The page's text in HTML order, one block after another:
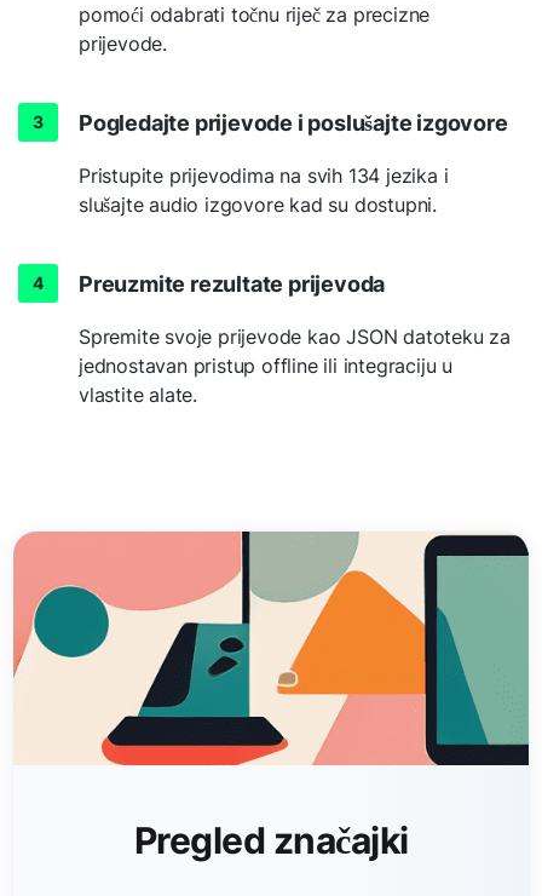
pomoći odabrati točnu riječ za precizne
prijevode.
Pogledajte prijevode i poslušajte izgovore
Pristupite prijevodima na svih 134 jezika i
slušajte audio izgovore kad su dostupni.
Preuzmite rezultate prijevoda
Spremite svoje prijevode kao JSON datoteku za
jednostavan pristup offline ili integraciju u
vlastite alate.
Pregled značajki